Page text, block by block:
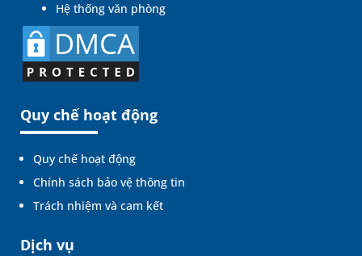
Hệ thống văn phòng
Quy chế hoạt động
Quy chế hoạt động
Chính sách bảo vệ thông tin
Trách nhiệm và cam kết
Dịch vụ